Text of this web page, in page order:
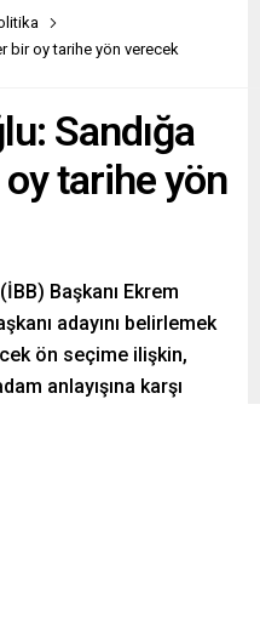
bir oy tarihe yön verecek
Sandığa
oy tarihe yön
Başkanı Ekrem
adayını belirlemek
ön seçime ilişkin,
anlayışına karşı